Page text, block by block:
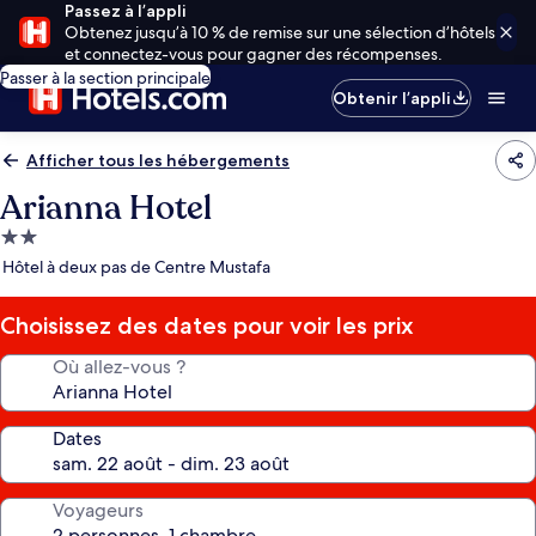
Passez à l’appli
Obtenez jusqu’à 10 % de remise sur une sélection d’hôtels
et connectez-vous pour gagner des récompenses.
Passer à la section principale
Obtenir l’appli
Afficher tous les hébergements
Arianna Hotel
Hébergement
2.0 étoiles
Hôtel à deux pas de Centre Mustafa
Choisissez des dates pour voir les prix
Où allez-vous ?
Dates
Voyageurs